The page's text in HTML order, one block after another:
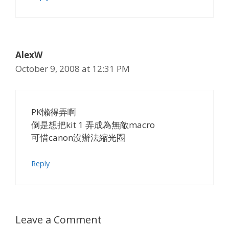
AlexW
October 9, 2008 at 12:31 PM
PK懶得弄啊
倒是想把kit 1 弄成為無敵macro
可惜canon沒辦法縮光圈
Reply
Leave a Comment